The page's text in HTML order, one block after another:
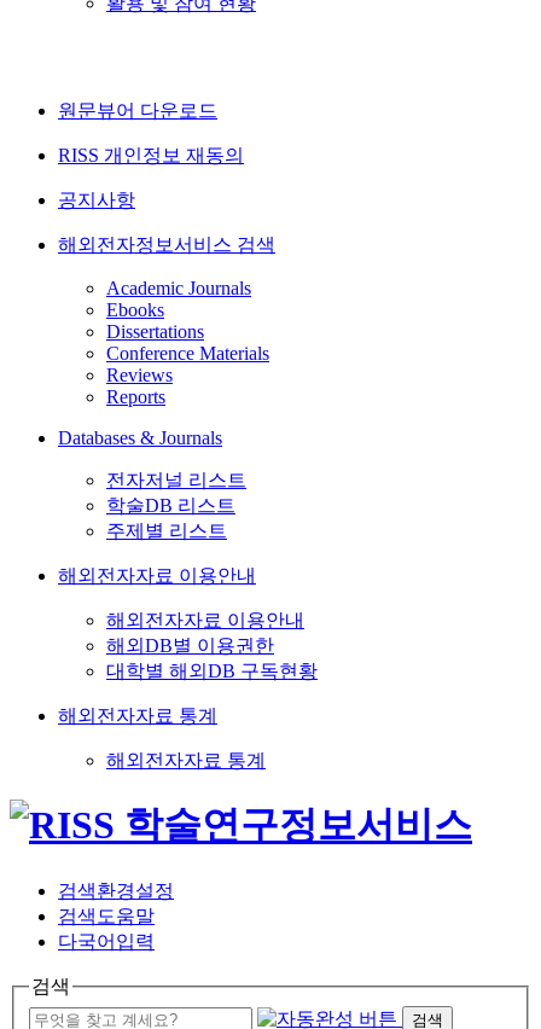
원문뷰어 다운로드
RISS 개인정보 재동의
공지사항
해외전자정보서비스 검색
Academic Journals
Ebooks
Dissertations
Conference Materials
Reviews
Reports
Databases & Journals
전자저널 리스트
학술DB 리스트
주제별 리스트
해외전자자료 이용안내
해외전자자료 이용안내
해외DB별 이용권한
대학별 해외DB 구독현황
해외전자자료 통계
해외전자자료 통계
검색환경설정
검색도움말
다국어입력
검색
검색